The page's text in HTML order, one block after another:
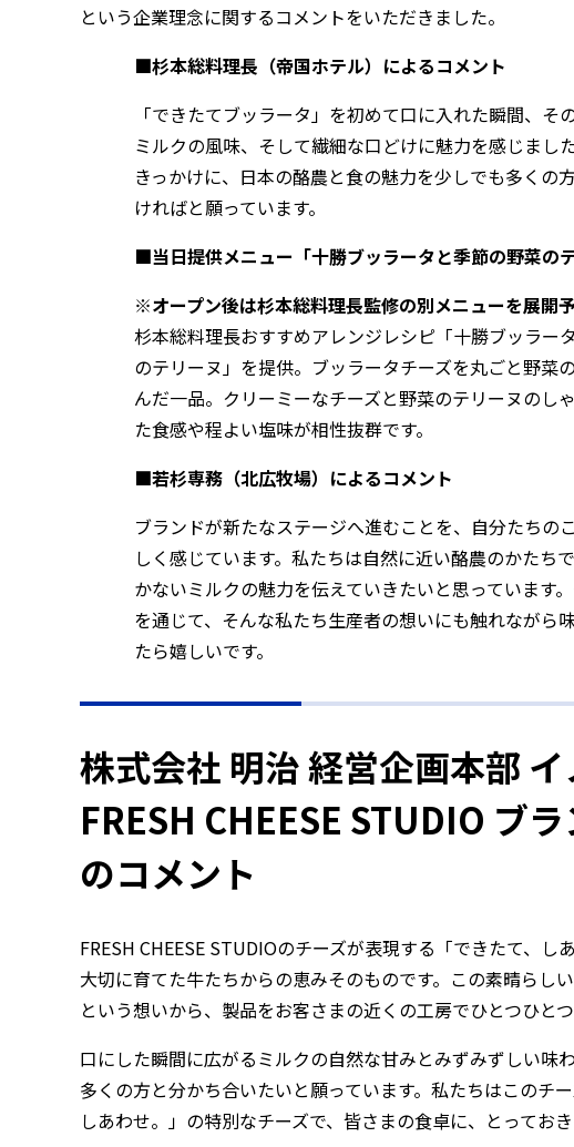
という企業理念に関するコメントをいただきました。
■杉本総料理長（帝国ホテル）によるコメント
「できたてブッラータ」を初めて口に入れた瞬間、そ
ミルクの風味、そして繊細な口どけに魅力を感じまし
きっかけに、日本の酪農と食の魅力を少しでも多くの
ければと願っています。
■当日提供メニュー「十勝ブッラータと季節の野菜のテ
※オープン後は杉本総料理長監修の別メニューを展開
杉本総料理長おすすめアレンジレシピ「十勝ブッラー
のテリーヌ」を提供。ブッラータチーズを丸ごと野菜
んだ一品。クリーミーなチーズと野菜のテリーヌのし
た食感や程よい塩味が相性抜群です。
■若杉専務（北広牧場）によるコメント
ブランドが新たなステージへ進むことを、自分たちの
しく感じています。私たちは自然に近い酪農のかたち
かないミルクの魅力を伝えていきたいと思っています
を通じて、そんな私たち生産者の想いにも触れながら
たら嬉しいです。
株式会社 明治 経営企画本部
FRESH CHEESE STUDIO ブ
のコメント
FRESH CHEESE STUDIOのチーズが表現する「できたて、
大切に育てた牛たちからの恵みそのものです。この素晴らし
という想いから、製品をお客さまの近くの工房でひとつひと
口にした瞬間に広がるミルクの自然な甘みとみずみずしい味
多くの方と分かち合いたいと願っています。私たちはこのチ
しあわせ。」の特別なチーズで、皆さまの食卓に、とってお